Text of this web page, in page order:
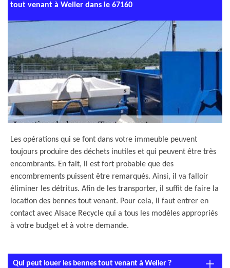
tout venant à Weiler dans le 67160
Les opérations qui se font dans votre immeuble peuvent
toujours produire des déchets inutiles et qui peuvent être très
encombrants. En fait, il est fort probable que des
encombrements puissent être remarqués. Ainsi, il va falloir
éliminer les détritus. Afin de les transporter, il suffit de faire la
location des bennes tout venant. Pour cela, il faut entrer en
contact avec Alsace Recycle qui a tous les modèles appropriés
à votre budget et à votre demande.
Qui peut louer les bennes tout venant à Weiler ?